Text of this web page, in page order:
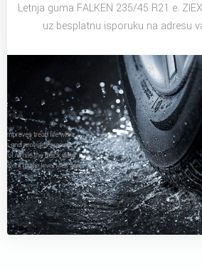
Letnja guma FALKEN 235/45 R21 e.
uz besplatnu isporuku na adresu